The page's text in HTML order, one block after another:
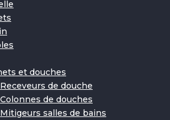
et douches
Receveurs de douche
Colonnes de douches
Mitigeurs salles de bains